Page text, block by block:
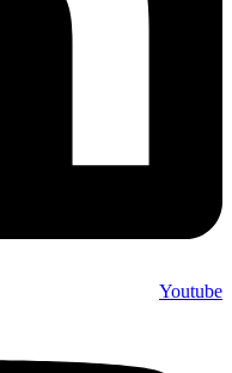
Youtube